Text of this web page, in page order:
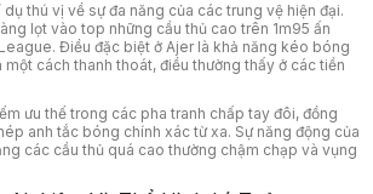
thú vị về sự đa năng của các trung vệ hiện đại.
lọt vào top những cầu thủ cao trên 1m95 ấn
Điều đặc biệt ở Ajer là khả năng kéo bóng
cách thanh thoát, điều thường thấy ở các tiền
ưu thế trong các pha tranh chấp tay đôi, đồng
anh tắc bóng chính xác từ xa. Sự năng động của
các cầu thủ quá cao thường chậm chạp và vụng